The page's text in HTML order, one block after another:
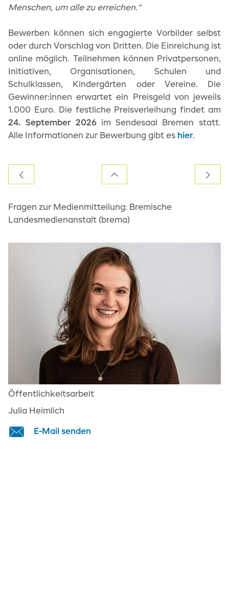
Menschen, um alle zu erreichen.“
Bewerben können sich engagierte Vorbilder selbst
oder durch Vorschlag von Dritten. Die Einreichung ist
online möglich. Teilnehmen können Privatpersonen,
Initiativen, Organisationen, Schulen und
Schulklassen, Kindergärten oder Vereine. Die
Gewinner:innen erwartet ein Preisgeld von jeweils
1.000 Euro. Die festliche Preisverleihung findet am
24. September 2026im Sendesaal Bremen statt.
Alle Informationen zur Bewerbung gibt es hier.
Fragen zur Medienmitteilung: Bremische
Landesmedienanstalt (brema)
Öffentlichkeitsarbeit
Julia Heimlich
E-Mail senden